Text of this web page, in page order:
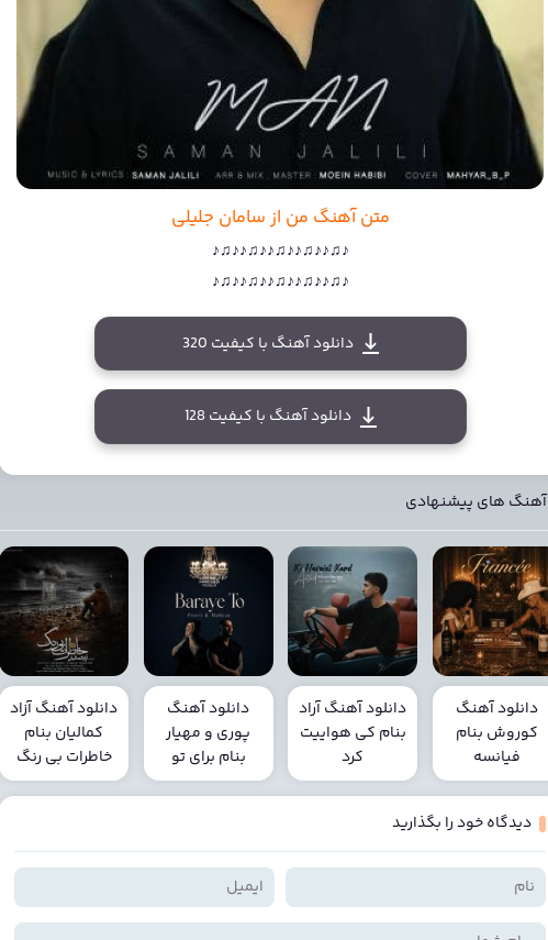
متن آهنگ من از سامان جلیلی
♪♫♪♪♫♪♪♫♪♪♫♪♪♫♪
♪♫♪♪♫♪♪♫♪♪♫♪♪♫♪
دانلود آهنگ با کیفیت 320
دانلود آهنگ با کیفیت 128
آهنگ های پیشنهادی
دانلود آهنگ
کوروش بنام
فیانسه
دانلود آهنگ آراد
بنام کی هواییت
کرد
دانلود آهنگ
پوری و مهیار
بنام برای تو
دانلود آهنگ آزاد
کمالیان بنام
خاطرات بی رنگ
دیدگاه خود را بگذارید